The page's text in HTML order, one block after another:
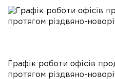
Графік роботи офісів
протягом різдвяно-